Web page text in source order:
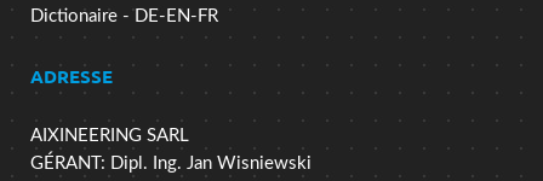
Dictionaire - DE-EN-FR
ADRESSE
AIXINEERING SARL
GÉRANT: Dipl. Ing. Jan Wisniewski